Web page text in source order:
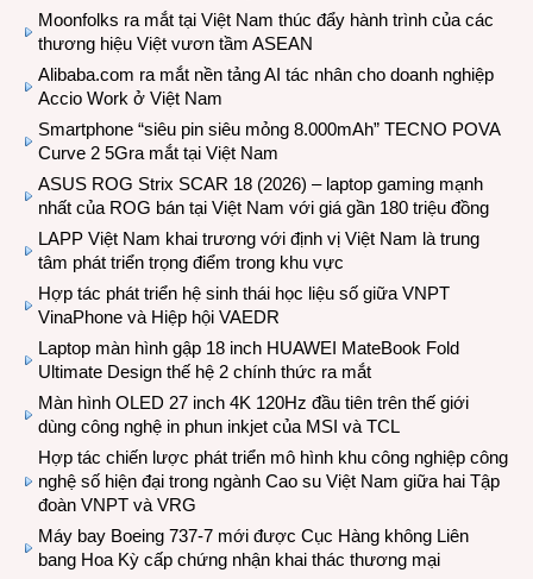
Moonfolks ra mắt tại Việt Nam thúc đẩy hành trình của các
thương hiệu Việt vươn tầm ASEAN
Alibaba.com ra mắt nền tảng AI tác nhân cho doanh nghiệp
Accio Work ở Việt Nam
Smartphone “siêu pin siêu mỏng 8.000mAh” TECNO POVA
Curve 2 5Gra mắt tại Việt Nam
ASUS ROG Strix SCAR 18 (2026) – laptop gaming mạnh
nhất của ROG bán tại Việt Nam với giá gần 180 triệu đồng
LAPP Việt Nam khai trương với định vị Việt Nam là trung
tâm phát triển trọng điểm trong khu vực
Hợp tác phát triển hệ sinh thái học liệu số giữa VNPT
VinaPhone và Hiệp hội VAEDR
Laptop màn hình gập 18 inch HUAWEI MateBook Fold
Ultimate Design thế hệ 2 chính thức ra mắt
Màn hình OLED 27 inch 4K 120Hz đầu tiên trên thế giới
dùng công nghệ in phun inkjet của MSI và TCL
Hợp tác chiến lược phát triển mô hình khu công nghiệp công
nghệ số hiện đại trong ngành Cao su Việt Nam giữa hai Tập
đoàn VNPT và VRG
Máy bay Boeing 737-7 mới được Cục Hàng không Liên
bang Hoa Kỳ cấp chứng nhận khai thác thương mại